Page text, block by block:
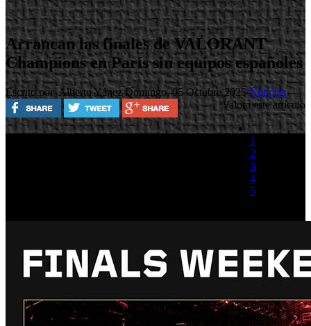
Arrancan las finales de VALORANT
Champions en París sin equipos españoles
Escrito por Alberto YánezDomingo, 05 Octubre 2025Noticias
Valora este artículo
1
2
3
4
5